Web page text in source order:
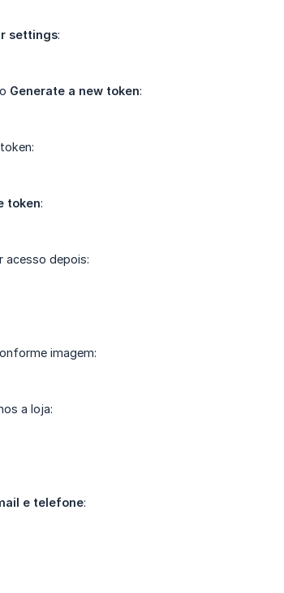
settings:
Generate a new token:
token:
acesso depois:
imagem:
a loja:
e telefone: